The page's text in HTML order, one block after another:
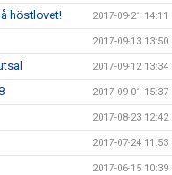
höstlovet! 2017-09-21 14:11
2017-09-13 13:50
2017-09-12 13:34
2017-09-01 15:37
2017-08-23 12:42
2017-07-24 11:53
2017-06-15 10:39